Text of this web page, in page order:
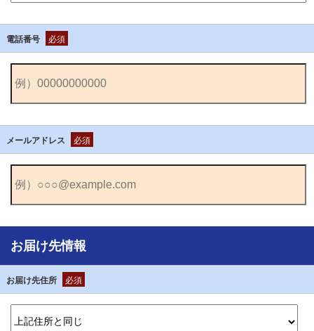
電話番号 必須
メールアドレス 必須
お届け先情報
お届け先住所 必須